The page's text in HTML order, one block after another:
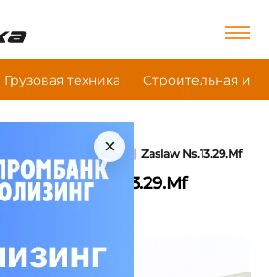
Грузовая техника Строительная и
×
Полуприцепы | Zaslaw Ns.13.29.Mf
Zaslaw Ns.13.29.Mf